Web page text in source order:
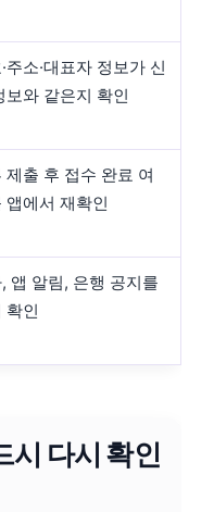
주소·대표자 정보가 신
보와 같은지 확인
제출 후 접수 완료 여
앱에서 재확인
앱 알림, 은행 공지를
확인
시 다시 확인